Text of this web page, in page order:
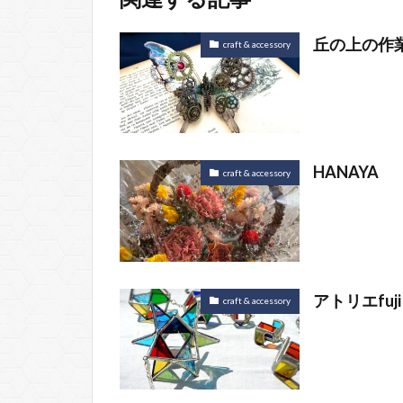
craft & accessory 丘の上の作
craft & accessory HANAYA
craft & accessory アトリエfuji